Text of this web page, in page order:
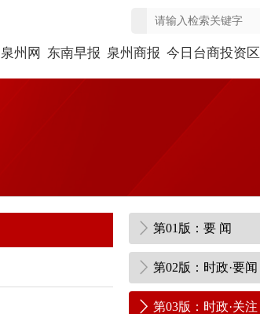
泉州网 东南早报 泉州商报 今日台商投资区
第01版：要 闻
第02版：时政·要闻
第03版：时政·关注